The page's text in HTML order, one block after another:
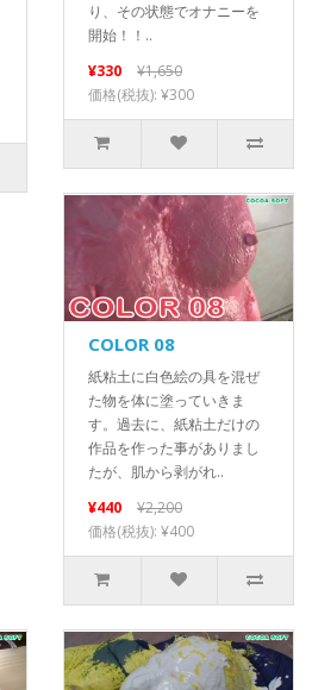
り、その状態でオナニーを
開始！！..
¥330
¥1,650
価格(税抜): ¥300
COLOR 08
紙粘土に白色絵の具を混ぜ
た物を体に塗っていきま
す。過去に、紙粘土だけの
作品を作った事がありまし
たが、肌から剥がれ..
¥440
¥2,200
価格(税抜): ¥400